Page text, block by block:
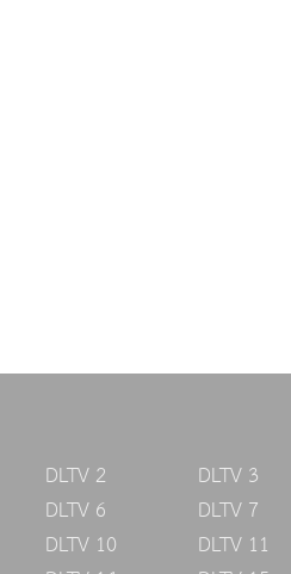
DLTV 2 DLTV 3
DLTV 6 DLTV 7
DLTV 10 DLTV 11